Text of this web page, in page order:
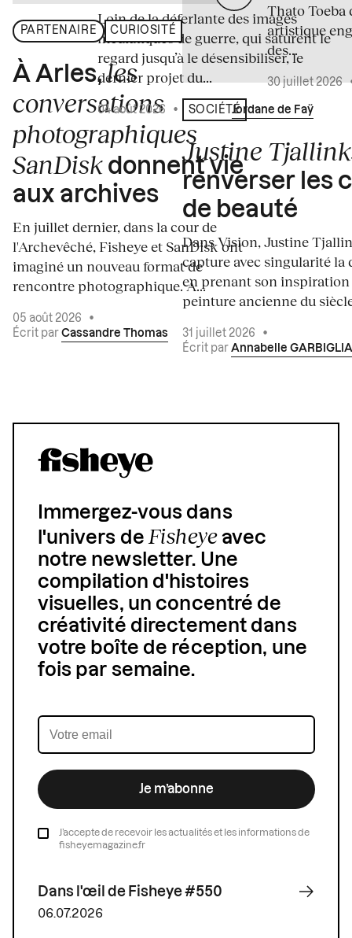
PARTENAIRE CURIOSITÉ
À Arles,les
conversations
photographiques
SanDisk donnent vie
aux archives
En juillet dernier, dans la cour de
l'Archevêché, Fisheye et SanDisk ont
imaginé un nouveau format de
rencontre photographique. À...
05 août 2026
•
Écrit par Cassandre Thomas
Loin de la déferlante des images
médiatiques de guerre, qui saturent le
regard jusqu’à le désensibiliser, le
dernier projet du...
04 août 2026 • Écrit par Jordane de Faÿ
SOCIÉTÉ
Justine
renverser les
de beauté
Dans Vision, Justine
capture avec singularité la
en prenant son inspiration
peinture ancienne du
31 juillet 2026
•
Écrit par Annabelle GARBIGLIA
Thato Toeba
artistique
des...
30 juillet 2026
Immergez-vous dans
l'univers deFisheyeavec
notre newsletter. Une
compilation d'histoires
visuelles, un concentré de
créativité directement dans
votre boîte de réception, une
fois par semaine.
Je m’abonne
J’accepte de recevoir les actualités et les informations de
fisheyemagazine.fr
Dans l'œil de Fisheye #550
06.07.2026